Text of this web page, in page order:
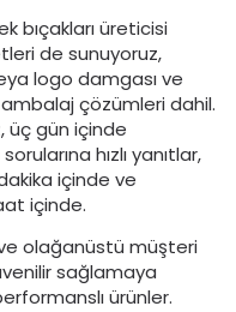
bıçakları üreticisi
de sunuyoruz,
logo damgası ve
çözümleri dahil.
üç gün içinde
hızlı yanıtlar,
içinde ve
içinde.
olağanüstü müşteri
sağlamaya
ürünler.